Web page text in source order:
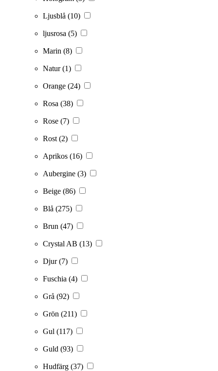
Ljusblå (10)
ljusrosa (5)
Marin (8)
Natur(1)
Orange (24)
Rosa (38)
Rose (7)
Rost (2)
Aprikos (16)
Aubergine (3)
Beige (86)
Blå (275)
Brun (47)
Crystal AB (13)
Djur(7)
Fuschia (4)
Grå (92)
Grön (211)
Gul (117)
Guld (93)
Hudfärg (37)